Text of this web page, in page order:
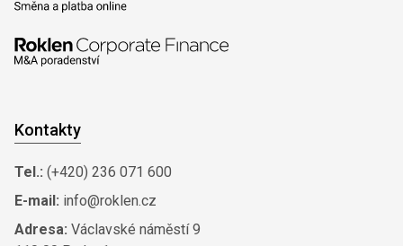
Kontakty
Tel.: (+420) 236 071 600
E-mail: info@roklen.cz
Adresa: Václavské náměstí 9